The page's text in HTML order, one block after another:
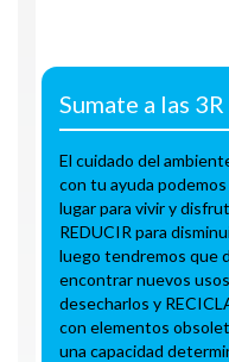
Sumate a las 3R
El cuidado del
con tu ayuda
lugar para vivir y
REDUCIR para
luego tendremos que
encontrar nuevos
desecharlos y
con elementos
una capacidad